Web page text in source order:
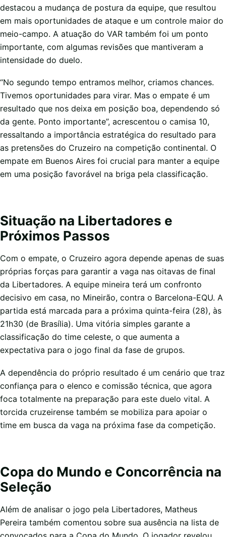
destacou a mudança de postura da equipe, que resultou
em mais oportunidades de ataque e um controle maior do
meio-campo. A atuação do VAR também foi um ponto
importante, com algumas revisões que mantiveram a
intensidade do duelo.
“No segundo tempo entramos melhor, criamos chances.
Tivemos oportunidades para virar. Mas o empate é um
resultado que nos deixa em posição boa, dependendo só
da gente. Ponto importante”, acrescentou o camisa 10,
ressaltando a importância estratégica do resultado para
as pretensões do Cruzeiro na competição continental. O
empate em Buenos Aires foi crucial para manter a equipe
em uma posição favorável na briga pela classificação.
Situação na Libertadores e
Próximos Passos
Com o empate, o Cruzeiro agora depende apenas de suas
próprias forças para garantir a vaga nas oitavas de final
da Libertadores. A equipe mineira terá um confronto
decisivo em casa, no Mineirão, contra o Barcelona-EQU. A
partida está marcada para a próxima quinta-feira (28), às
21h30 (de Brasília). Uma vitória simples garante a
classificação do time celeste, o que aumenta a
expectativa para o jogo final da fase de grupos.
A dependência do próprio resultado é um cenário que traz
confiança para o elenco e comissão técnica, que agora
foca totalmente na preparação para este duelo vital. A
torcida cruzeirense também se mobiliza para apoiar o
time em busca da vaga na próxima fase da competição.
Copa do Mundo e Concorrência na
Seleção
Além de analisar o jogo pela Libertadores, Matheus
Pereira também comentou sobre sua ausência na lista de